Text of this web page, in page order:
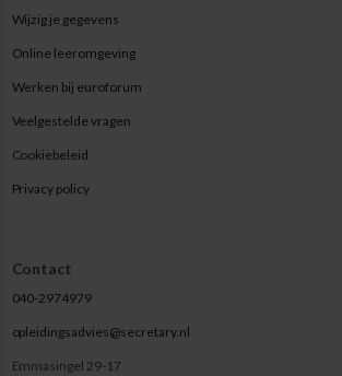
Wijzig je gegevens
Online leeromgeving
Werken bij euroforum
Veelgestelde vragen
Cookiebeleid
Privacy policy
Contact
040-2974979
opleidingsadvies@secretary.nl
Emmasingel 29-17